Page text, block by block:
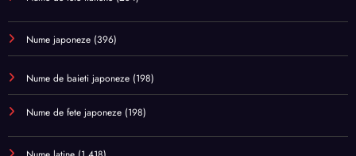
Nume japoneze (396)
Nume de baieti japoneze (198)
Nume de fete japoneze (198)